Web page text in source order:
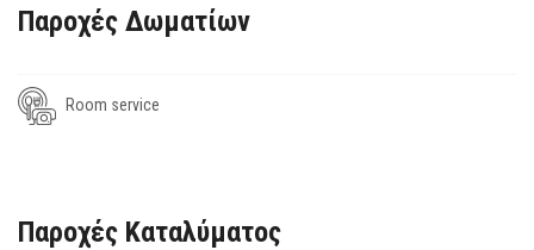
Παροχές Δωματίων
Room service
Παροχές Καταλύματος